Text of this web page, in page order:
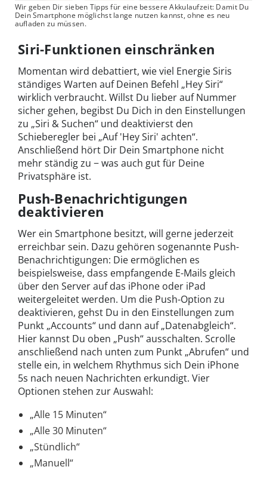
Wir geben Dir sieben Tipps für eine bessere Akkulaufzeit: Damit Du
Dein Smartphone möglichst lange nutzen kannst, ohne es neu
aufladen zu müssen.
Siri-Funktionen einschränken
Momentan wird debattiert, wie viel Energie Siris
ständiges Warten auf Deinen Befehl „Hey Siri“
wirklich verbraucht. Willst Du lieber auf Nummer
sicher gehen, begibst Du Dich in den Einstellungen
zu „Siri & Suchen“ und deaktivierst den
Schieberegler bei „Auf 'Hey Siri' achten“.
Anschließend hört Dir Dein Smartphone nicht
mehr ständig zu − was auch gut für Deine
Privatsphäre ist.
Push-Benachrichtigungen
deaktivieren
Wer ein Smartphone besitzt, will gerne jederzeit
erreichbar sein. Dazu gehören sogenannte Push-
Benachrichtigungen: Die ermöglichen es
beispielsweise, dass empfangende E-Mails gleich
über den Server auf das iPhone oder iPad
weitergeleitet werden. Um die Push-Option zu
deaktivieren, gehst Du in den Einstellungen zum
Punkt „Accounts“ und dann auf „Datenabgleich“.
Hier kannst Du oben „Push“ ausschalten. Scrolle
anschließend nach unten zum Punkt „Abrufen“ und
stelle ein, in welchem Rhythmus sich Dein iPhone
5s nach neuen Nachrichten erkundigt. Vier
Optionen stehen zur Auswahl:
„Alle 15 Minuten“
„Alle 30 Minuten“
„Stündlich“
„Manuell“